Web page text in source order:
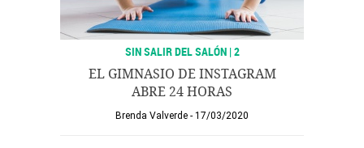
SIN SALIR DEL SALÓN | 2
EL GIMNASIO DE INSTAGRAM
ABRE 24 HORAS
Brenda Valverde 17/03/2020